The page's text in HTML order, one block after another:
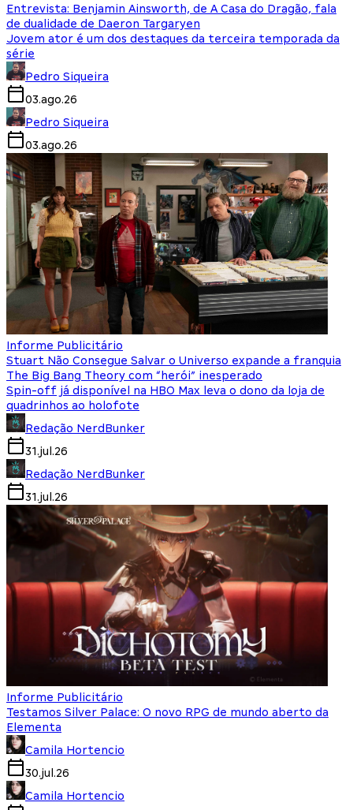
Entrevista: Benjamin Ainsworth, de A Casa do Dragão, fala
de dualidade de Daeron Targaryen
Jovem ator é um dos destaques da terceira temporada da
série
Pedro Siqueira
03.ago.26
Pedro Siqueira
03.ago.26
Informe Publicitário
Stuart Não Consegue Salvar o Universo expande a franquia
The Big Bang Theory com “herói” inesperado
Spin-off já disponível na HBO Max leva o dono da loja de
quadrinhos ao holofote
Redação NerdBunker
31.jul.26
Redação NerdBunker
31.jul.26
Informe Publicitário
Testamos Silver Palace: O novo RPG de mundo aberto da
Elementa
Camila Hortencio
30.jul.26
Camila Hortencio